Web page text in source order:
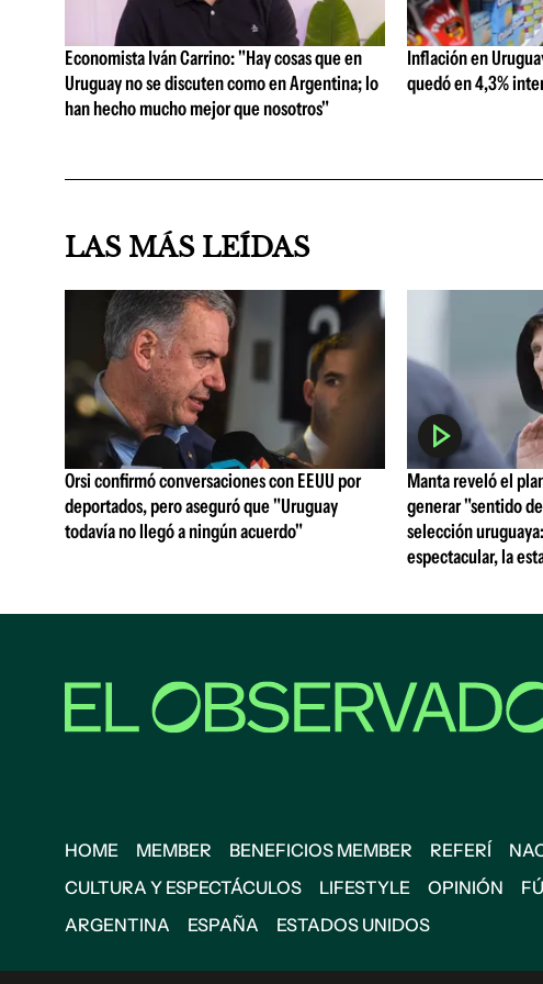
Economista Iván Carrino: "Hay cosas que en
Uruguay no se discuten como en Argentina; lo
han hecho mucho mejor que nosotros"
Inflación en
quedó en 4,3%
LAS MÁS LEÍDAS
Orsi confirmó conversaciones con EEUU por
deportados, pero aseguró que "Uruguay
todavía no llegó a ningún acuerdo"
Manta reveló el
generar "sentido
selección
espectacular, la
HOME MEMBER BENEFICIOS MEMBER REFERÍ
CULTURA Y ESPECTÁCULOS
LIFESTYLE OPINIÓN
ARGENTINA
ESPAÑA ESTADOS UNIDOS